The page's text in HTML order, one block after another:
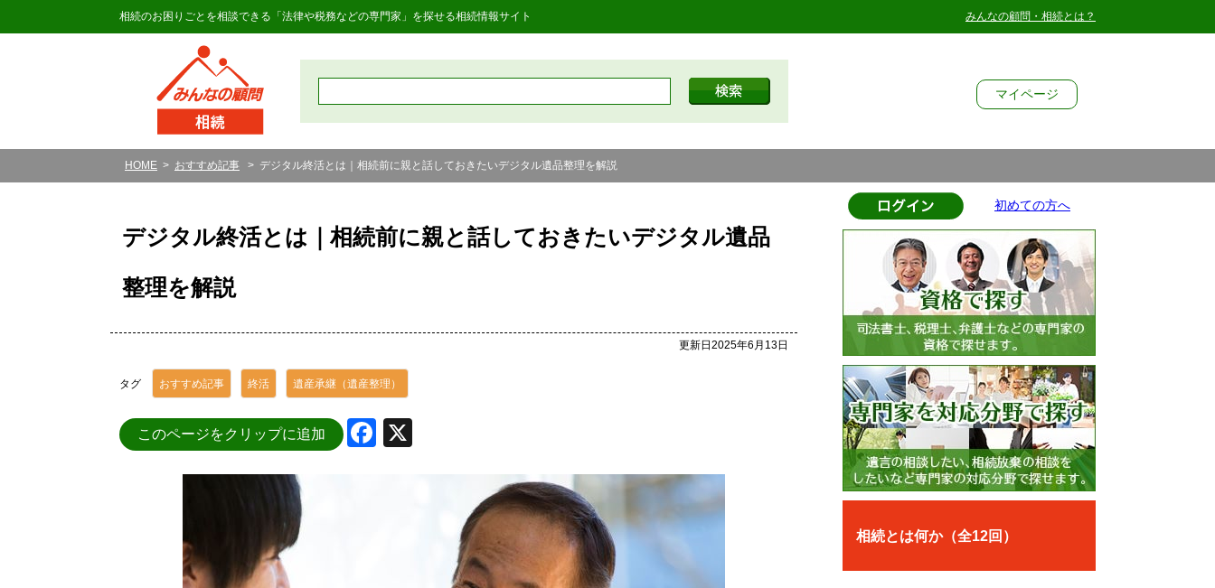
相続のお困りごとを相談できる「法律や税務などの専門家」を探せる相続情報サイト みんなの顧問・相続とは？
マイページ
HOME おすすめ記事 デジタル終活とは｜相続前に親と話しておきたいデジタル遺品整理を解説
デジタル終活とは｜相続前に親と話しておきたいデジタル遺品
整理を解説
更新日2025年6月13日
タグ おすすめ記事 終活 遺産承継（遺産整理）
このページをクリップに追加 Facebook
初めての方へ
相続とは何か（全12回）